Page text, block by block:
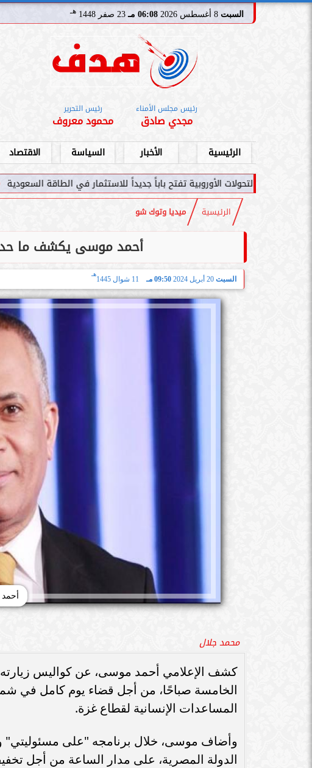
السبت 06:08 مـ 23 صفر 1448 هـ
رئيس مجلس الأمناء
مجدي صادق
رئيس التحرير
محمود معروف
الرئيسية الأخبار السياسة الاقتصاد
سامر شقير: اتفاقيات الأوروبية تفتح باباً جديداً للاستثمار في الطاقة السعودية
الرئيسية ميديا وتوك شو
أحمد موسى يكشف ما
السبت 20 أبريل 2024 09:50 مـ 11 شوال 1445
هـ
محمد جلال
كشف الإعلامي أحمد موسى، عن كواليس
الخامسة صباحًا، من أجل قضاء يوم كامل في
المساعدات الإنسانية لقطاع غزة.
وأضاف موسى، خلال برنامجه "على مسئوليتي"
الدولة المصرية، على مدار الساعة من أجل